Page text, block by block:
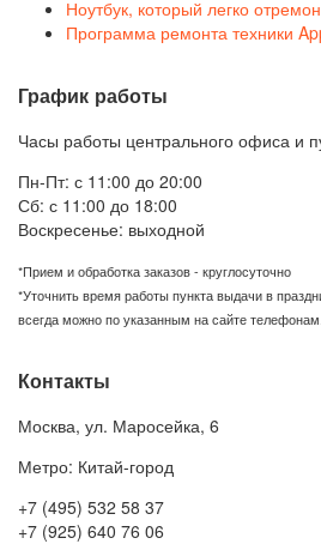
Ноутбук, который легко
Программа ремонта техники
График работы
Часы работы центрального офиса и
Пн-Пт: с 11:00 до 20:00
Сб: с 11:00 до 18:00
Воскресенье: выходной
*Прием и обработка заказов - круглосуточно
*Уточнить время работы пункта выдачи в
всегда можно по указанным на сайте телефонам.
Контакты
Москва, ул. Маросейка, 6
Метро: Китай-город
+7 (495) 532 58 37
+7 (925) 640 76 06